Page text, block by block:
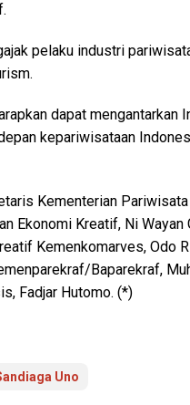
pelaku industri
dapat mengantarkan
kepariwisataan
Kementerian
Ekonomi Kreatif, Ni Wayan
Kemenkomarves, Odo
Baparekraf,
Fadjar Hutomo. (*)
Uno